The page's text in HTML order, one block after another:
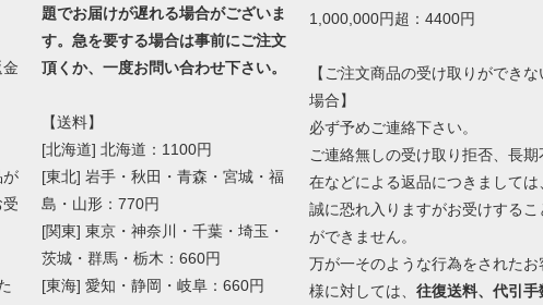
が
題でお届けが遅れる場合がございま
す。急を要する場合は事前にご注文
頂くか、一度お問い合わせ下さい。
【送料】
[北海道] 北海道：1100円
[東北] 岩手・秋田・青森・宮城・福
島・山形：770円
[関東] 東京・神奈川・千葉・埼玉・
茨城・群馬・栃木：660円
[東海] 愛知・静岡・岐阜：660円
1,000,000円超：4400円
【ご注文商品の受け取りができな
場合】
必ず予めご連絡下さい。
ご連絡無しの受け取り拒否、長期
在などによる返品につきましては
誠に恐れ入りますがお受けするこ
ができません。
万が一そのような行為をされたお
様に対しては、 往復送料、代引手